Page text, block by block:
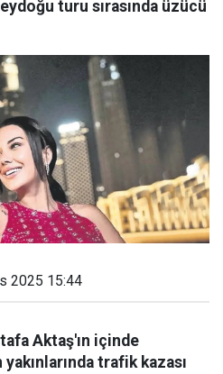
turu sırasında üzücü
2025 15:44
Aktaş'ın içinde
trafik kazası